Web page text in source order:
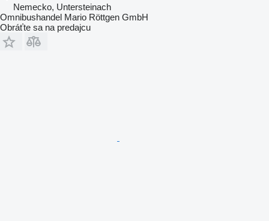
Nemecko, Untersteinach
Omnibushandel Mario Röttgen GmbH
Obráťte sa na predajcu